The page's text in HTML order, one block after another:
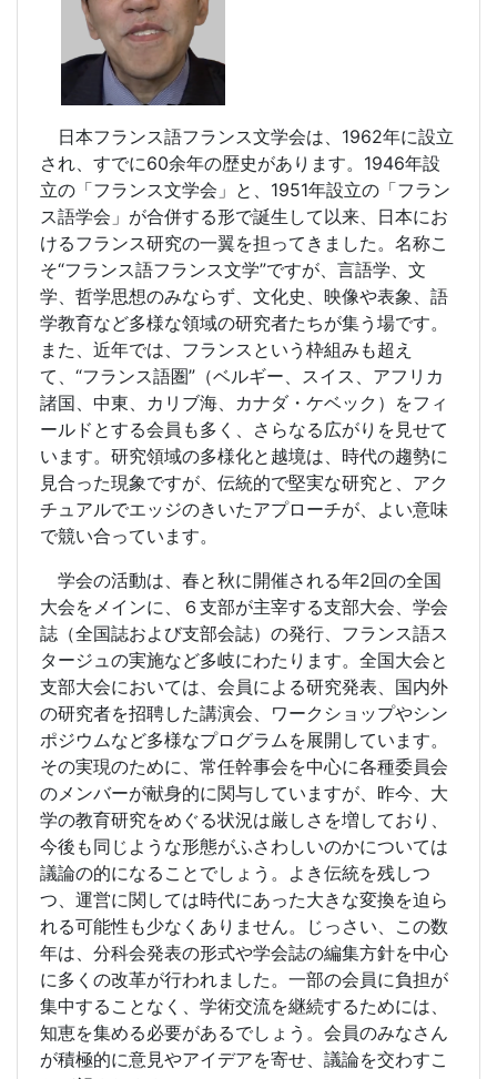
日本フランス語フランス文学会は、1962年に設立
され、すでに60余年の歴史があります。1946年設
立の「フランス文学会」と、1951年設立の「フラン
ス語学会」が合併する形で誕生して以来、日本にお
けるフランス研究の一翼を担ってきました。名称こ
そ“フランス語フランス文学”ですが、言語学、文
学、哲学思想のみならず、文化史、映像や表象、語
学教育など多様な領域の研究者たちが集う場です。
また、近年では、フランスという枠組みも超え
て、“フランス語圏”（ベルギー、スイス、アフリカ
諸国、中東、カリブ海、カナダ・ケベック）をフィ
ールドとする会員も多く、さらなる広がりを見せて
います。研究領域の多様化と越境は、時代の趨勢に
見合った現象ですが、伝統的で堅実な研究と、アク
チュアルでエッジのきいたアプローチが、よい意味
で競い合っています。
学会の活動は、春と秋に開催される年2回の全国
大会をメインに、６支部が主宰する支部大会、学会
誌（全国誌および支部会誌）の発行、フランス語ス
タージュの実施など多岐にわたります。全国大会と
支部大会においては、会員による研究発表、国内外
の研究者を招聘した講演会、ワークショップやシン
ポジウムなど多様なプログラムを展開しています。
その実現のために、常任幹事会を中心に各種委員会
のメンバーが献身的に関与していますが、昨今、大
学の教育研究をめぐる状況は厳しさを増しており、
今後も同じような形態がふさわしいのかについては
議論の的になることでしょう。よき伝統を残しつ
つ、運営に関しては時代にあった大きな変換を迫ら
れる可能性も少なくありません。じっさい、この数
年は、分科会発表の形式や学会誌の編集方針を中心
に多くの改革が行われました。一部の会員に負担が
集中することなく、学術交流を継続するためには、
知恵を集める必要があるでしょう。会員のみなさん
が積極的に意見やアイデアを寄せ、議論を交わすこ